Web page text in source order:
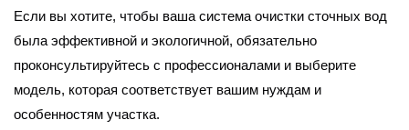
Если вы хотите, чтобы ваша система очистки сточных вод
была эффективной и экологичной, обязательно
проконсультируйтесь с профессионалами и выберите
модель, которая соответствует вашим нуждам и
особенностям участка.